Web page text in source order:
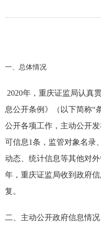
一、总体情况
2020年，重庆证监局认真
息公开条例》
（以下简称“
公开各项工作， 主动公开
可信息1条，监管对象名录
动态、统计信息等其他对
年，重庆证监局收到政府
复。
二、主动公开政府信息情况